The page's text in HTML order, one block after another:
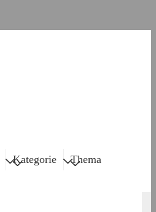
Kategorie
Thema